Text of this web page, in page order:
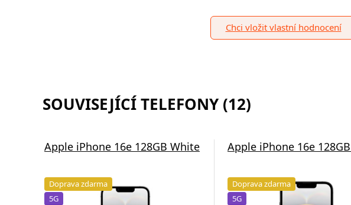
Chci vložit vlastní hodnocení
SOUVISEJÍCÍ TELEFONY (12)
Apple iPhone 16e 128GB White
Doprava zdarma
5G
Apple iPhone 16e
Doprava zdarma
5G